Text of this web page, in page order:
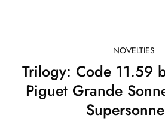
NOVELTIES
Trilogy: Code 11.59
Piguet Grande